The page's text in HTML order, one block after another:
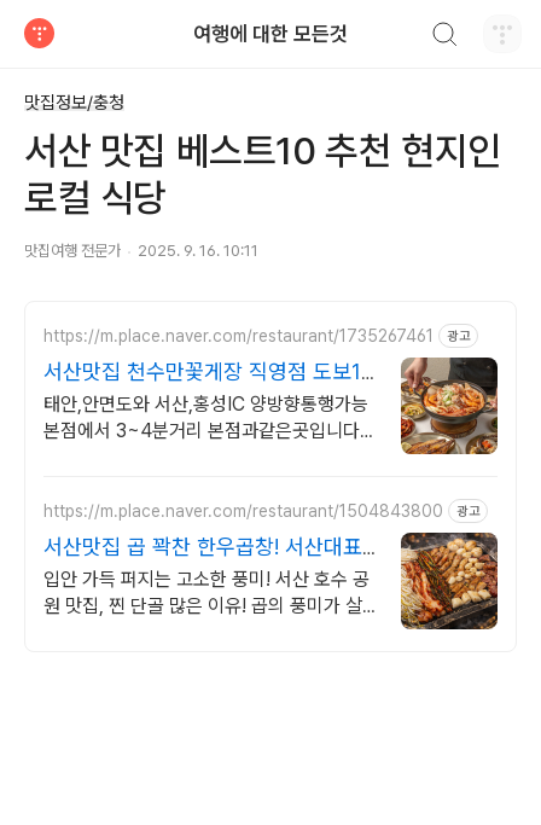
여행에 대한 모든것
맛집정보/충청
서산 맛집 베스트10 추천 현지인
로컬 식당
맛집여행 전문가 2025. 9. 16. 10:11
https://m.place.naver.com/restaurant/1735267461 광고
서산맛집 천수만꽃게장 직영점 도보1
분 바다가보이는노을맛집
태안,안면도와 서산,홍성IC 양방향통행가능
본점에서 3~4분거리 본점과같은곳입니다
https://m.place.naver.com/restaurant/1504843800 광고
서산맛집 곱 꽉찬 한우곱창! 서산대표
한우곱창맛집
입안 가득 퍼지는 고소한 풍미! 서산 호수 공
원 맛집, 찐 단골 많은 이유! 곱의 풍미가 살